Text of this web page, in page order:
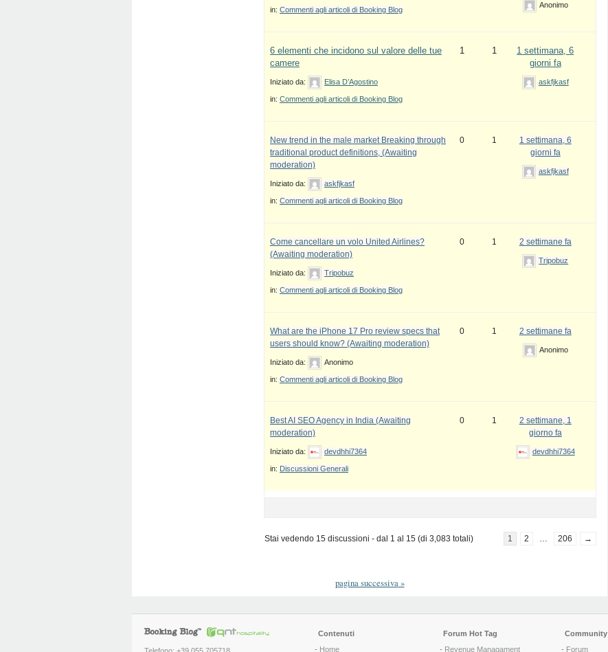
in: Commenti agli articoli di Booking Blog
Anonimo
6 elementi che incidono sul valore delle tue
camere
Iniziato da: Elisa D’Agostino
in: Commenti agli articoli di Booking Blog
1 1
1 settimana, 6
giorni fa
askfjkasf
New trend in the male market Breaking through
traditional product definitions, (Awaiting
moderation)
Iniziato da: askfjkasf
in: Commenti agli articoli di Booking Blog
0 1
1 settimana, 6
giorni fa
askfjkasf
Come cancellare un volo United Airlines?
(Awaiting moderation)
Iniziato da: Tripobuz
in: Commenti agli articoli di Booking Blog
0 1 2 settimane fa
Tripobuz
What are the iPhone 17 Pro review specs that
users should know? (Awaiting moderation)
Iniziato da: Anonimo
in: Commenti agli articoli di Booking Blog
0 1 2 settimane fa
Anonimo
Best AI SEO Agency in India (Awaiting
moderation)
Iniziato da: devdhhi7364
in: Discussioni Generali
0 1
2 settimane, 1
giorno fa
devdhhi7364
Stai vedendo 15 discussioni - dal 1 al 15 (di 3,083 totali) 1 2 … 206 →
pagina successiva»
Contenuti
- Home
Forum Hot Tag
- Revenue Managament
Community
- Forum